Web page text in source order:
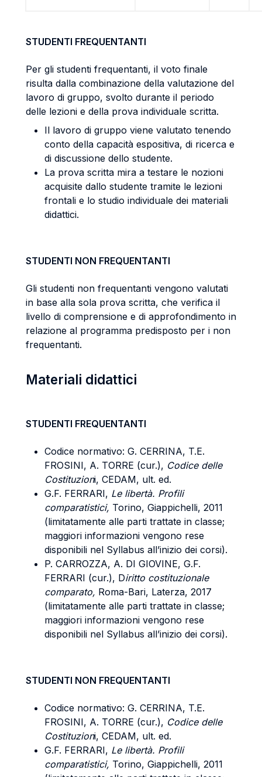
STUDENTI FREQUENTANTI
Per gli studenti frequentanti, il voto finale
risulta dalla combinazione della valutazione del
lavoro di gruppo, svolto durante il periodo
delle lezioni e della prova individuale scritta.
Il lavoro di gruppo viene valutato tenendo
conto della capacità espositiva, di ricerca e
di discussione dello studente.
La prova scritta mira a testare le nozioni
acquisite dallo studente tramite le lezioni
frontali e lo studio individuale dei materiali
didattici.
STUDENTI NON FREQUENTANTI
Gli studenti non frequentanti vengono valutati
in base alla sola prova scritta, che verifica il
livello di comprensione e di approfondimento in
relazione al programma predisposto per i non
frequentanti.
Materiali didattici
STUDENTI FREQUENTANTI
Codice normativo: G. CERRINA, T.E.
FROSINI, A. TORRE (cur.), Codice delle
Costituzioni, CEDAM, ult. ed.
G.F. FERRARI, Le libertà. Profili
comparatistici, Torino, Giappichelli, 2011
(limitatamente alle parti trattate in classe;
maggiori informazioni vengono rese
disponibili nel Syllabus all’inizio dei corsi).
P. CARROZZA, A. DI GIOVINE, G.F.
FERRARI (cur.), Diritto costituzionale
comparato, Roma-Bari, Laterza, 2017
(limitatamente alle parti trattate in classe;
maggiori informazioni vengono rese
disponibili nel Syllabus all’inizio dei corsi).
STUDENTI NON FREQUENTANTI
Codice normativo: G. CERRINA, T.E.
FROSINI, A. TORRE (cur.), Codice delle
Costituzioni, CEDAM, ult. ed.
G.F. FERRARI, Le libertà. Profili
comparatistici, Torino, Giappichelli, 2011